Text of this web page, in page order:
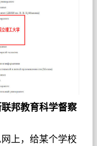
邦教育科学督察
上，给某个学校